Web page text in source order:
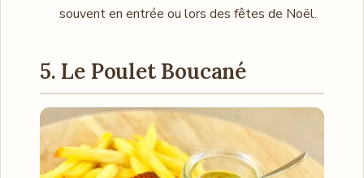
souvent en entrée ou lors des fêtes de Noël.
5. Le Poulet Boucané